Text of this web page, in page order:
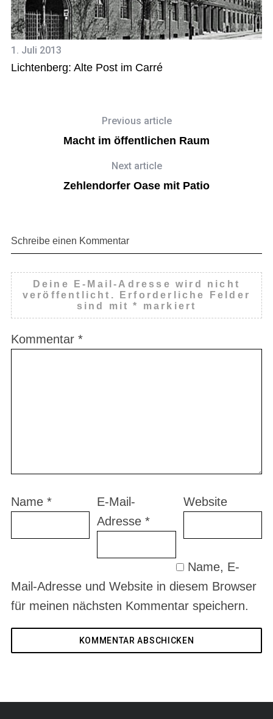
1. Juli 2013
Lichtenberg: Alte Post im Carré
Previous article
Macht im öffentlichen Raum
Next article
Zehlendorfer Oase mit Patio
Schreibe einen Kommentar
Deine E-Mail-Adresse wird nicht
veröffentlicht.
Erforderliche Felder
sind mit* markiert
Kommentar *
Name *
E-Mail-
Adresse*
Website
Name, E-
Mail-Adresse und Website in diesem Browser
für meinen nächsten Kommentar speichern.